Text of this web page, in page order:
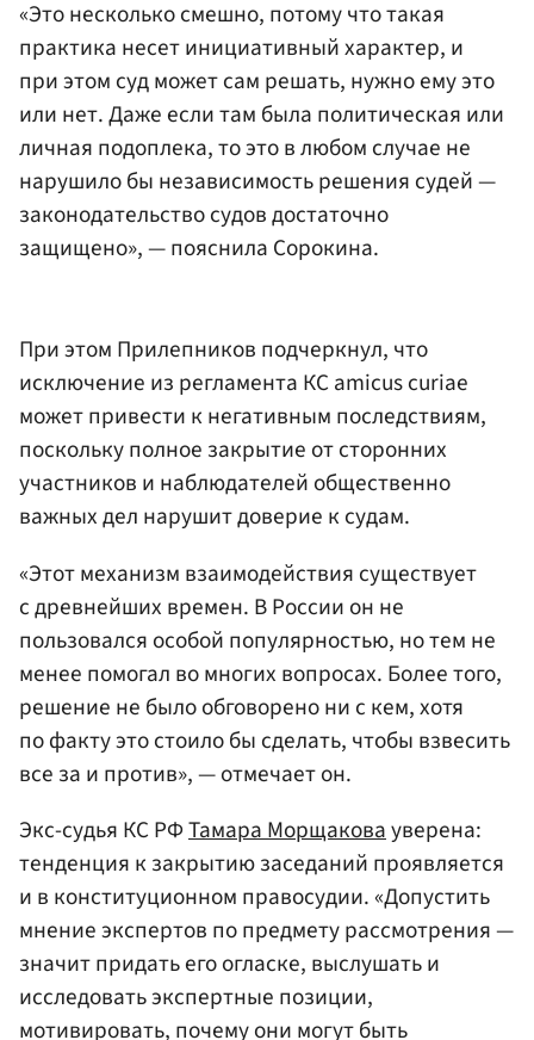
«Это несколько смешно, потому что такая
практика несет инициативный характер, и
при этом суд может сам решать, нужно ему это
или нет. Даже если там была политическая или
личная подоплека, то это в любом случае не
нарушило бы независимость решения судей —
законодательство судов достаточно
защищено», — пояснила Сорокина.
При этом Прилепников подчеркнул, что
исключение из регламента КС amicus curiae
может привести к негативным последствиям,
поскольку полное закрытие от сторонних
участников и наблюдателей общественно
важных дел нарушит доверие к судам.
«Этот механизм взаимодействия существует
с древнейших времен. В России он не
пользовался особой популярностью, но тем не
менее помогал во многих вопросах. Более того,
решение не было обговорено ни с кем, хотя
по факту это стоило бы сделать, чтобы взвесить
все за и против», — отмечает он.
Экс-судья КС РФТамара Морщаковауверена:
тенденция к закрытию заседаний проявляется
и в конституционном правосудии. «Допустить
мнение экспертов по предмету рассмотрения —
значит придать его огласке, выслушать и
исследовать экспертные позиции,
мотивировать, почему они могут быть